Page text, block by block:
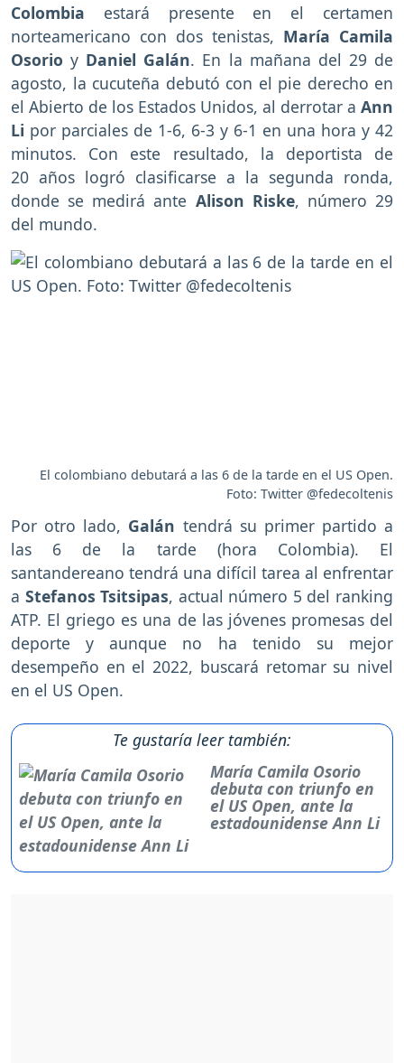
Colombia estará presente en el certamen
norteamericano con dos tenistas, María Camila
Osorio y Daniel Galán. En la mañana del 29 de
agosto, la cucuteña debutó con el pie derecho en
el Abierto de los Estados Unidos, al derrotar a Ann
Li por parciales de 1-6, 6-3 y 6-1 en una hora y 42
minutos. Con este resultado, la deportista de
20 años logró clasificarse a la segunda ronda,
donde se medirá ante Alison Riske, número 29
del mundo.
El colombiano debutará a las 6 de la tarde en el US Open.
Foto: Twitter @fedecoltenis
Por otro lado, Galán tendrá su primer partido a
las 6 de la tarde (hora Colombia). El
santandereano tendrá una difícil tarea al enfrentar
a Stefanos Tsitsipas, actual número 5 del ranking
ATP. El griego es una de las jóvenes promesas del
deporte y aunque no ha tenido su mejor
desempeño en el 2022, buscará retomar su nivel
en el US Open.
Te gustaría leer también:
María Camila Osorio
debuta con triunfo en
el US Open, ante la
estadounidense Ann Li